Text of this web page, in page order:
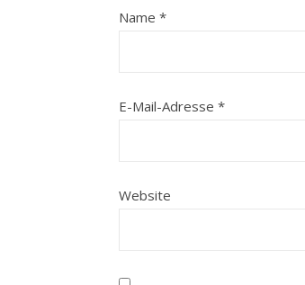
Name *
E-Mail-Adresse *
Website